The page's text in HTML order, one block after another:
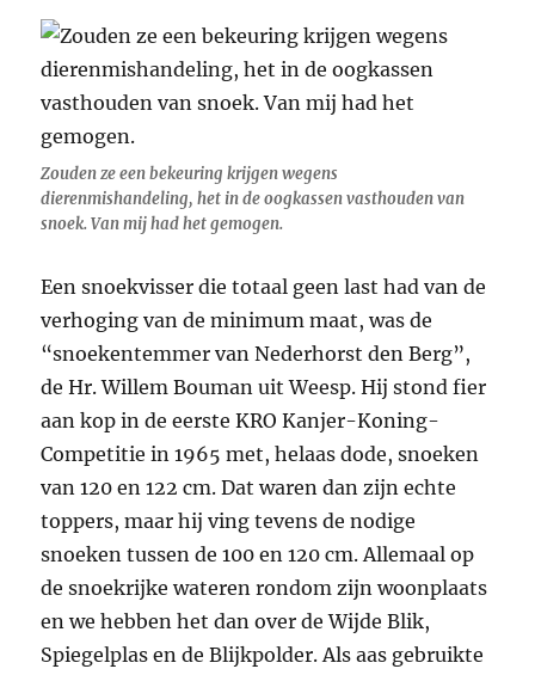
Zouden ze een bekeuring krijgen wegens
dierenmishandeling, het in de oogkassen vasthouden van
snoek. Van mij had het gemogen.
Een snoekvisser die totaal geen last had van de
verhoging van de minimum maat, was de
“snoekentemmer van Nederhorst den Berg”,
de Hr. Willem Bouman uit Weesp. Hij stond fier
aan kop in de eerste KRO Kanjer-Koning-
Competitie in 1965 met, helaas dode, snoeken
van 120 en 122 cm. Dat waren dan zijn echte
toppers, maar hij ving tevens de nodige
snoeken tussen de 100 en 120 cm. Allemaal op
de snoekrijke wateren rondom zijn woonplaats
en we hebben het dan over de Wijde Blik,
Spiegelplas en de Blijkpolder. Als aas gebruikte